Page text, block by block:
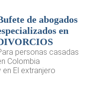
de abogados
en
personas casadas
Colombia
en El extranjero